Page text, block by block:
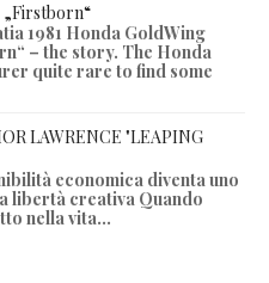
„Firstborn“
1981 Honda GoldWing
– the story. The Honda
quite rare to find some
LAWRENCE "LEAPING
economica diventa uno
libertà creativa Quando
nella vita...